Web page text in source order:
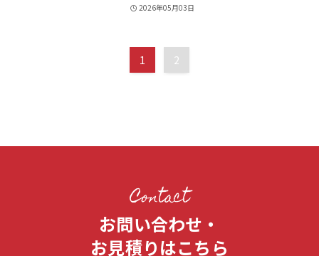
2026年05月03日
1 2
Contact
お問い合わせ・
お見積りはこちら